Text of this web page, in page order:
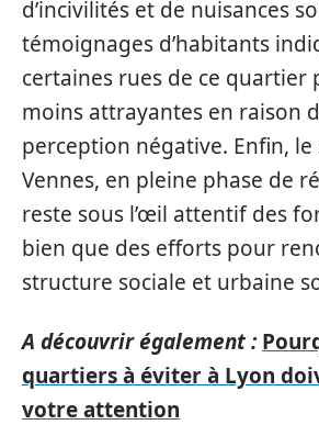
d’incivilités et de nuisances
témoignages d’habitants
certaines rues de ce quartier
moins attrayantes en raison
perception négative. Enfin, le
Vennes, en pleine phase de
reste sous l’œil attentif des
bien que des efforts pour
structure sociale et urbaine
A découvrir également :
quartiers à éviter à Lyon
votre attention